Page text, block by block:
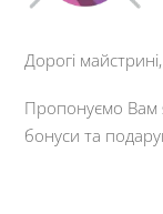
Дорогі
Пропонуємо Вам
бонуси та